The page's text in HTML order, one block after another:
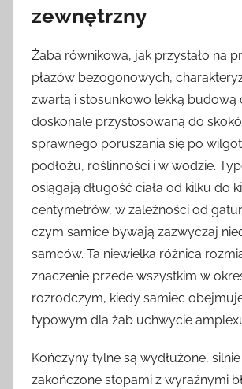
zewnętrzny
Żaba równikowa, jak przystało na
płazów bezogonowych,
zwartą i stosunkowo lekką budową
doskonale przystosowaną do
sprawnego poruszania się po
podłożu, roślinności i w wodzie.
osiągają długość ciała od kilku do
centymetrów, w zależności od
czym samice bywają zazwyczaj
samców. Ta niewielka różnica
znaczenie przede wszystkim w
rozrodczym, kiedy samiec
typowym dla żab uchwycie
Kończyny tylne są wydłużone,
zakończone stopami z wyraźnymi